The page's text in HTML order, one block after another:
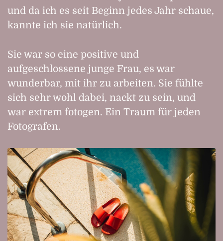
und da ich es seit Beginn jedes Jahr schaue,
kannte ich sie natürlich.
Sie war so eine positive und
aufgeschlossene junge Frau, es war
wunderbar, mit ihr zu arbeiten. Sie fühlte
sich sehr wohl dabei, nackt zu sein, und
war extrem fotogen. Ein Traum für jeden
Fotografen.